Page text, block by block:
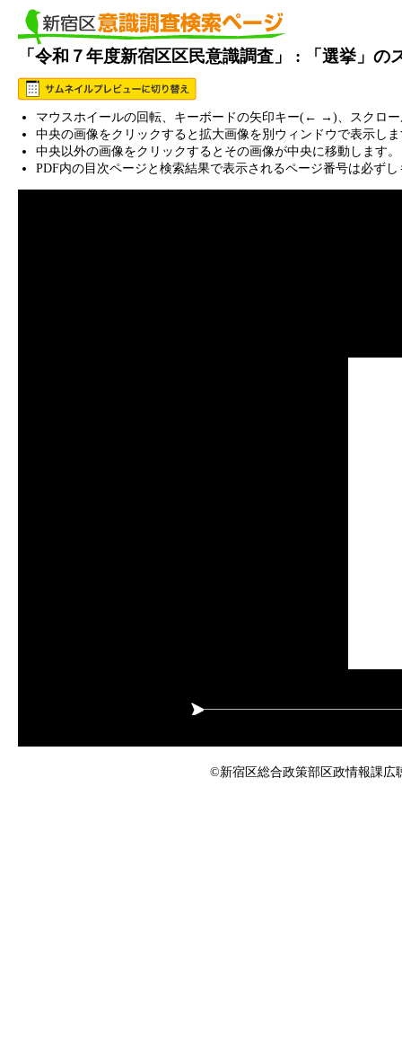
「令和７年度新宿区区民意識調査」 : 「選挙」の
マウスホイールの回転、キーボードの矢印キー(← →)、スクロ
中央の画像をクリックすると拡大画像を別ウィンドウで表示し
中央以外の画像をクリックするとその画像が中央に移動します。
PDF内の目次ページと検索結果で表示されるページ番号は必ず
©新宿区総合政策部区政情報課広